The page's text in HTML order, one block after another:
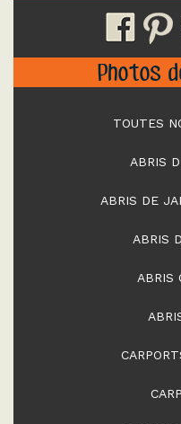
Photos
TOUTES
ABRIS
ABRIS DE
ABRIS
ABRIS